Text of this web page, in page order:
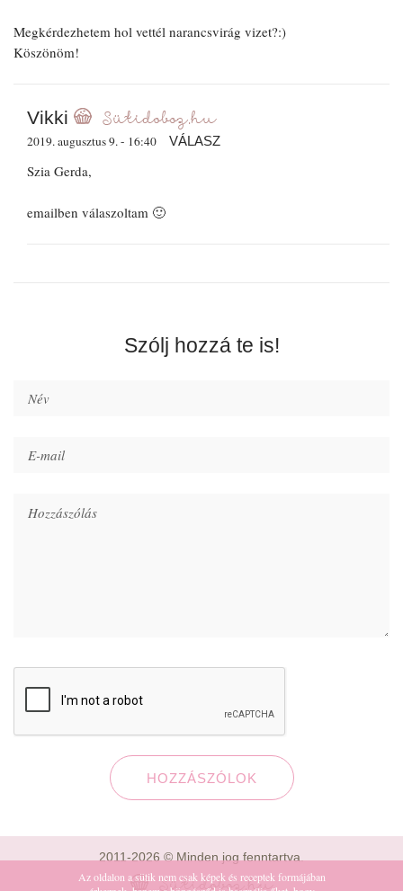
Megkérdezhetem hol vettél narancsvirág vizet?:)
Köszönöm!
Vikki
2019. augusztus 9. - 16:40 VÁLASZ
Szia Gerda,
emailben válaszoltam 🙂
Szólj hozzá te is!
HOZZÁSZÓLOK
2011-2026 © Minden jog fenntartva.
Az oldalon a sütik nem csak képek és receptek formájában